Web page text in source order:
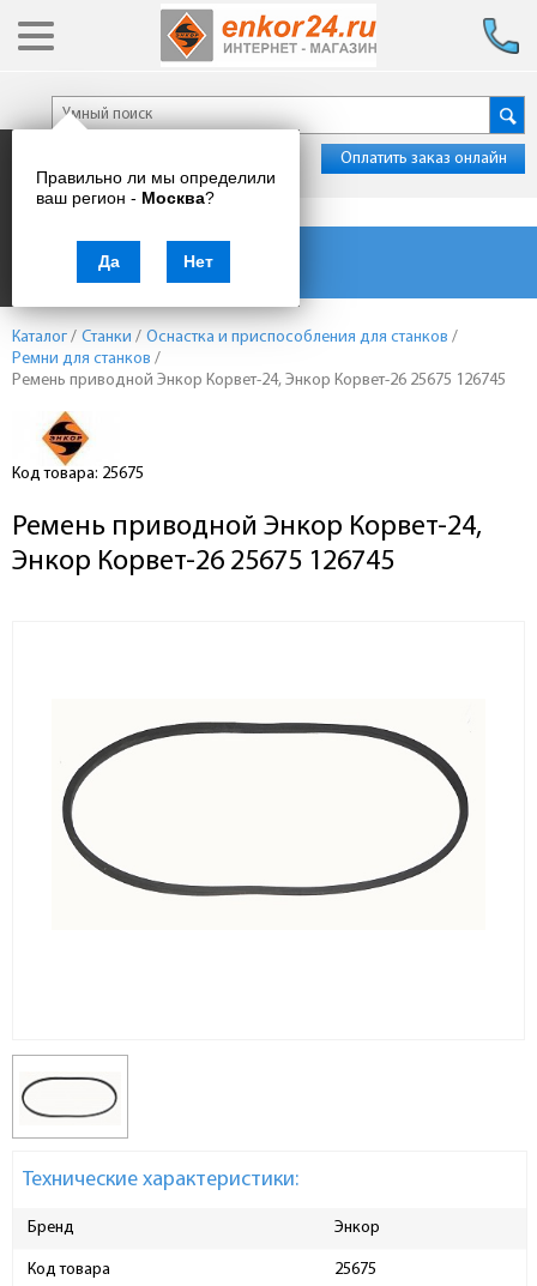
Правильно ли мы определили
ваш регион - Москва?
Да Нет
Оплатить заказ онлайн
Каталог товаров
Каталог / Станки / Оснастка и приспособления для станков /
Ремни для станков /
Ремень приводной Энкор Корвет-24, Энкор Корвет-26 25675 126745
Код товара: 25675
Ремень приводной Энкор Корвет-24,
Энкор Корвет-26 25675 126745
Технические характеристики:
Бренд Энкор
Код товара 25675